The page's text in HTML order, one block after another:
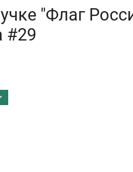
"Флаг
#29